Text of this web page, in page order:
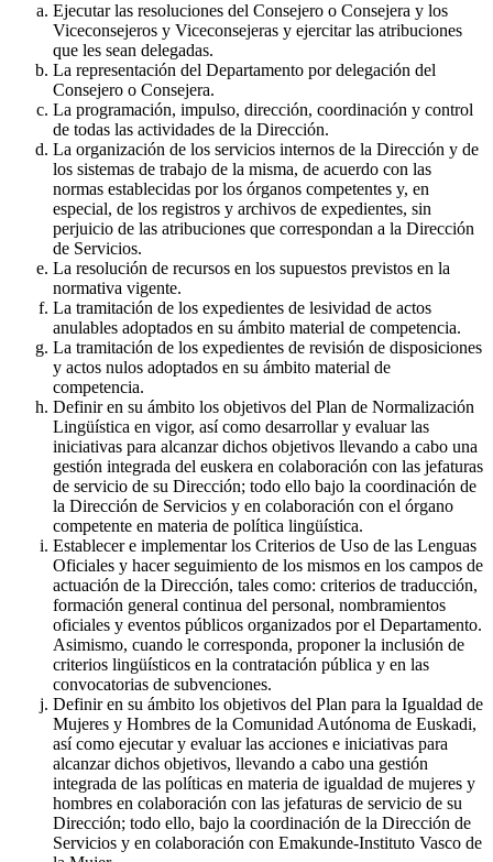
Ejecutar las resoluciones del Consejero o Consejera y los
Viceconsejeros y Viceconsejeras y ejercitar las atribuciones
que les sean delegadas.
La representación del Departamento por delegación del
Consejero o Consejera.
La programación, impulso, dirección, coordinación y control
de todas las actividades de la Dirección.
La organización de los servicios internos de la Dirección y de
los sistemas de trabajo de la misma, de acuerdo con las
normas establecidas por los órganos competentes y, en
especial, de los registros y archivos de expedientes, sin
perjuicio de las atribuciones que correspondan a la Dirección
de Servicios.
La resolución de recursos en los supuestos previstos en la
normativa vigente.
La tramitación de los expedientes de lesividad de actos
anulables adoptados en su ámbito material de competencia.
La tramitación de los expedientes de revisión de disposiciones
y actos nulos adoptados en su ámbito material de
competencia.
Definir en su ámbito los objetivos del Plan de Normalización
Lingüística en vigor, así como desarrollar y evaluar las
iniciativas para alcanzar dichos objetivos llevando a cabo una
gestión integrada del euskera en colaboración con las jefaturas
de servicio de su Dirección; todo ello bajo la coordinación de
la Dirección de Servicios y en colaboración con el órgano
competente en materia de política lingüística.
Establecer e implementar los Criterios de Uso de las Lenguas
Oficiales y hacer seguimiento de los mismos en los campos de
actuación de la Dirección, tales como: criterios de traducción,
formación general continua del personal, nombramientos
oficiales y eventos públicos organizados por el Departamento.
Asimismo, cuando le corresponda, proponer la inclusión de
criterios lingüísticos en la contratación pública y en las
convocatorias de subvenciones.
Definir en su ámbito los objetivos del Plan para la Igualdad de
Mujeres y Hombres de la Comunidad Autónoma de Euskadi,
así como ejecutar y evaluar las acciones e iniciativas para
alcanzar dichos objetivos, llevando a cabo una gestión
integrada de las políticas en materia de igualdad de mujeres y
hombres en colaboración con las jefaturas de servicio de su
Dirección; todo ello, bajo la coordinación de la Dirección de
Servicios y en colaboración con Emakunde-Instituto Vasco de